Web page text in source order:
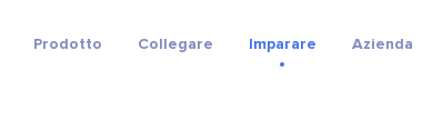
Prodotto Collegare Imparare Azienda